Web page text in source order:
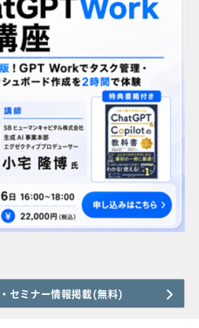
セミナー情報掲載(無料)